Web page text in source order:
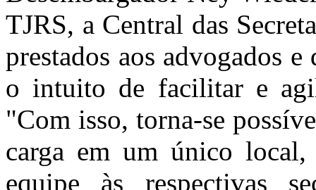
TJRS, a Central das
prestados aos advogados
o intuito de facilitar e
"Com isso, torna-se
carga em um único local,
equipe às respectivas